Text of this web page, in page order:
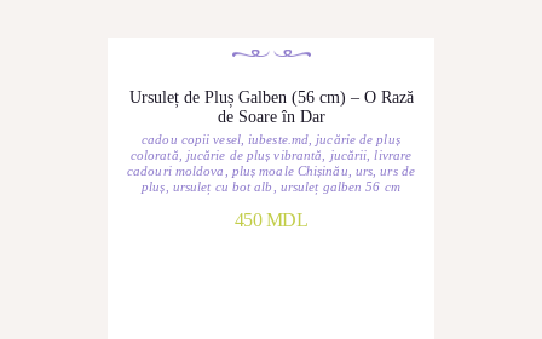
Ursuleț de Pluș Galben (56 cm) – O Rază
de Soare în Dar
cadou copii vesel, iubeste.md jucărie de pluș
colorată
jucărie de pluș vibrantă jucării livrare
cadouri moldova
pluș moale Chișinău urs ,urs de
pluș ursuleț cu bot alb ursuleț galben 56 cm
450MDL